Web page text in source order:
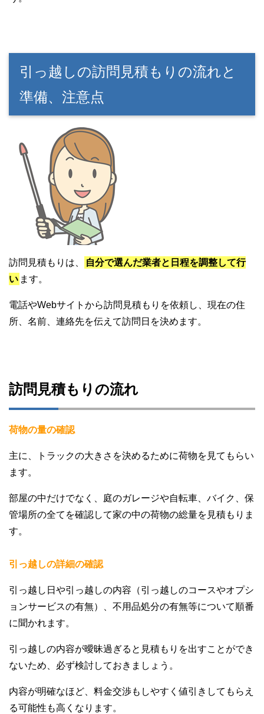
引っ越しの訪問見積もりの流れと
準備、注意点
訪問見積もりは、
自分で選んだ業者と日程を調整して行
い ます。
電話やWebサイトから訪問見積もりを依頼し、現在の住
所、名前、連絡先を伝えて訪問日を決めます。
訪問見積もりの流れ
荷物の量の確認
主に、トラックの大きさを決めるために荷物を見てもらい
ます。
部屋の中だけでなく、庭のガレージや自転車、バイク、保
管場所の全てを確認して家の中の荷物の総量を見積もりま
す。
引っ越しの詳細の確認
引っ越し日や引っ越しの内容（引っ越しのコースやオプシ
ョンサービスの有無）、不用品処分の有無等について順番
に聞かれます。
引っ越しの内容が曖昧過ぎると見積もりを出すことができ
ないため、必ず検討しておきましょう。
内容が明確なほど、料金交渉もしやすく値引きしてもらえ
る可能性も高くなります。